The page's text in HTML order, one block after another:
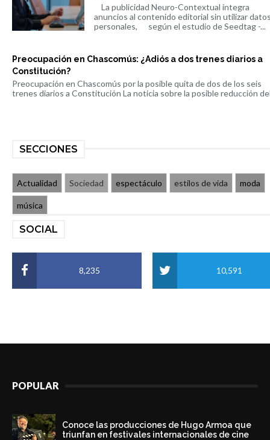
La publicidad Neuro-Contextual integra
anuncios al contenido editorial sin utilizar
personales, según el estudio de Seedtag -...
Preocupación en Chascomús: ¿Adiós a dos trenes diarios a
Constitución?
Preocupación en Chascomús por la posible quita de dos de los seis
trenes diarios a Constitución La noticia sobre la posible reducción
SECCIONES
Actualidad Sociedad espectáculo estilos de vida moda
música
SOCIAL
8,235 10,591
POPULAR
Conoce las producciones de Hugo Armoa que
triunfan en festivales internacionales de cine